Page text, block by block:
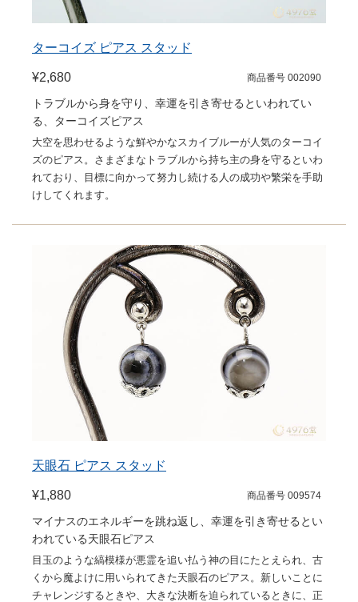
ターコイズ ピアス スタッド
¥2,680 商品番号 002090
トラブルから身を守り、幸運を引き寄せるといわれてい
る、ターコイズピアス
大空を思わせるような鮮やかなスカイブルーが人気のターコイ
ズのピアス。さまざまなトラブルから持ち主の身を守るといわ
れており、目標に向かって努力し続ける人の成功や繁栄を手助
けしてくれます。
天眼石 ピアス スタッド
¥1,880 商品番号 009574
マイナスのエネルギーを跳ね返し、幸運を引き寄せるとい
われている天眼石ピアス
目玉のような縞模様が悪霊を追い払う神の目にたとえられ、古
くから魔よけに用いられてきた天眼石のピアス。新しいことに
チャレンジするときや、大きな決断を迫られているときに、正